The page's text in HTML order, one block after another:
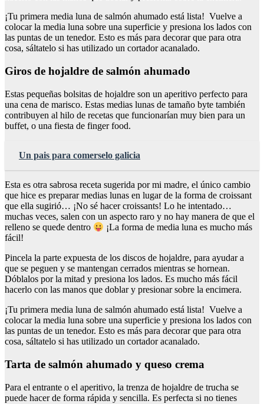
¡Tu primera media luna de salmón ahumado está lista! Vuelve a
colocar la media luna sobre una superficie y presiona los lados con
las puntas de un tenedor. Esto es más para decorar que para otra
cosa, sáltatelo si has utilizado un cortador acanalado.
Giros de hojaldre de salmón ahumado
Estas pequeñas bolsitas de hojaldre son un aperitivo perfecto para
una cena de marisco. Estas medias lunas de tamaño byte también
contribuyen al hilo de recetas que funcionarían muy bien para un
buffet, o una fiesta de finger food.
Un pais para comerselo galicia
Esta es otra sabrosa receta sugerida por mi madre, el único cambio
que hice es preparar medias lunas en lugar de la forma de croissant
que ella sugirió… ¡No sé hacer croissants! Lo he intentado…
muchas veces, salen con un aspecto raro y no hay manera de que el
relleno se quede dentro
¡La forma de media luna es mucho más
fácil!
Pincela la parte expuesta de los discos de hojaldre, para ayudar a
que se peguen y se mantengan cerrados mientras se hornean.
Dóblalos por la mitad y presiona los lados. Es mucho más fácil
hacerlo con las manos que doblar y presionar sobre la encimera.
¡Tu primera media luna de salmón ahumado está lista! Vuelve a
colocar la media luna sobre una superficie y presiona los lados con
las puntas de un tenedor. Esto es más para decorar que para otra
cosa, sáltatelo si has utilizado un cortador acanalado.
Tarta de salmón ahumado y queso crema
Para el entrante o el aperitivo, la trenza de hojaldre de trucha se
puede hacer de forma rápida y sencilla. Es perfecta si no tienes